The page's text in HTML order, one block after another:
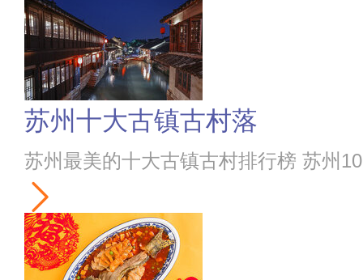
苏州十大古镇古村落
苏州最美的十大古镇古村排行榜 苏州